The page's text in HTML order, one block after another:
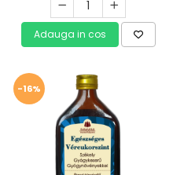
Adauga in cos
-16%